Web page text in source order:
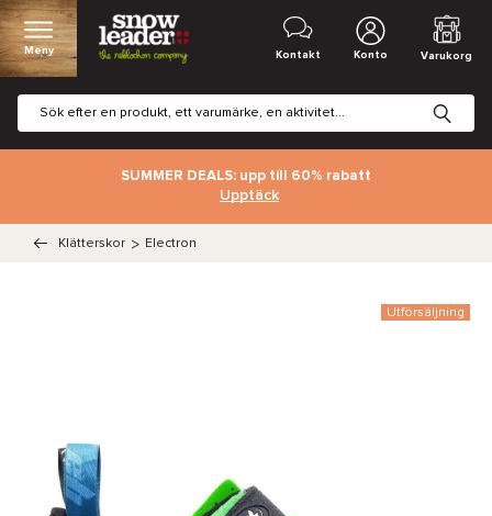
Meny Kontakt Konto Varukorg
SUMMER DEALS: upp till 60% rabatt
Upptäck
Klätterskor > Electron
Utförsäljning